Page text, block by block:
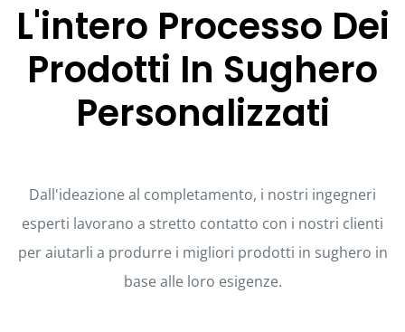
L'intero Processo Dei
Prodotti In Sughero
Personalizzati
Dall'ideazione al completamento, i nostri ingegneri
esperti lavorano a stretto contatto con i nostri clienti
per aiutarli a produrre i migliori prodotti in sughero in
base alle loro esigenze.